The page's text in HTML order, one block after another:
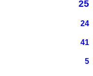
25
24
41
5